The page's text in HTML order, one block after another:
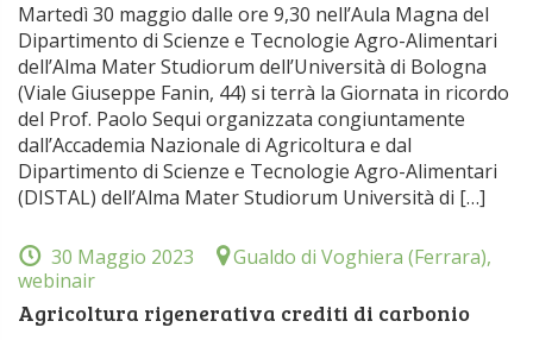
Martedì 30 maggio dalle ore 9,30 nell’Aula Magna del
Dipartimento di Scienze e Tecnologie Agro-Alimentari
dell’Alma Mater Studiorum dell’Università di Bologna
(Viale Giuseppe Fanin, 44) si terrà la Giornata in ricordo
del Prof. Paolo Sequi organizzata congiuntamente
dall’Accademia Nazionale di Agricoltura e dal
Dipartimento di Scienze e Tecnologie Agro-Alimentari
(DISTAL) dell’Alma Mater Studiorum Università di […]
30 Maggio 2023
Gualdo di Voghiera (Ferrara),
webinair
Agricoltura rigenerativa crediti di carbonio